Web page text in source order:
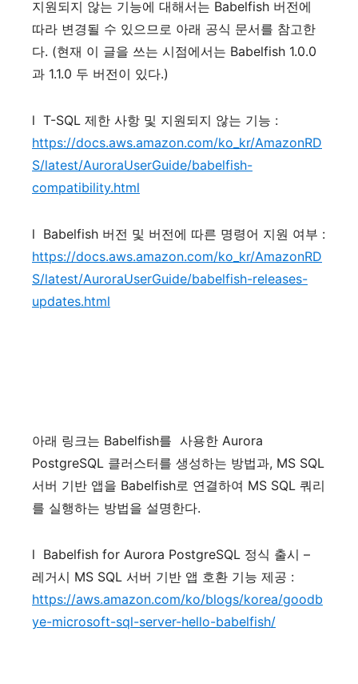
지원되지 않는 기능에 대해서는 Babelfish 버전에
따라 변경될 수 있으므로 아래 공식 문서를 참고한
다. (현재 이 글을 쓰는 시점에서는 Babelfish 1.0.0
과 1.1.0 두 버전이 있다.)
l T-SQL 제한 사항 및 지원되지 않는 기능 :
https://docs.aws.amazon.com/ko_kr/AmazonRD
S/latest/AuroraUserGuide/babelfish-
compatibility.html
l Babelfish 버전 및 버전에 따른 명령어 지원 여부 :
https://docs.aws.amazon.com/ko_kr/AmazonRD
S/latest/AuroraUserGuide/babelfish-releases-
updates.html
아래 링크는 Babelfish를 사용한 Aurora
PostgreSQL 클러스터를 생성하는 방법과, MS SQL
서버 기반 앱을 Babelfish로 연결하여 MS SQL 쿼리
를 실행하는 방법을 설명한다.
l Babelfish for Aurora PostgreSQL 정식 출시 –
레거시 MS SQL 서버 기반 앱 호환 기능 제공 :
https://aws.amazon.com/ko/blogs/korea/goodb
ye-microsoft-sql-server-hello-babelfish/